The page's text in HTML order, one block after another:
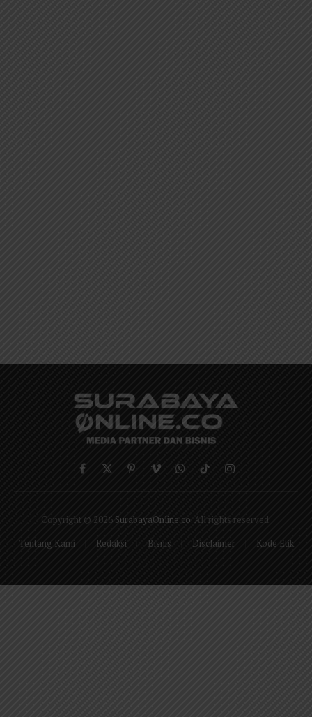
Facebook
X
PinterestVimeoWhatsApp
TikTokInstagram
Copyright © 2026 SurabayaOnline.co . All rights reserved.
Tentang Kami
Redaksi Bisnis Disclaimer Kode Etik